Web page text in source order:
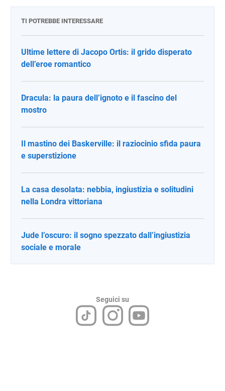
TI POTREBBE INTERESSARE
Ultime lettere di Jacopo Ortis: il grido disperato
dell’eroe romantico
Dracula: la paura dell’ignoto e il fascino del
mostro
Il mastino dei Baskerville: il raziocinio sfida paura
e superstizione
La casa desolata: nebbia, ingiustizia e solitudini
nella Londra vittoriana
Jude l’oscuro: il sogno spezzato dall’ingiustizia
sociale e morale
Seguici su